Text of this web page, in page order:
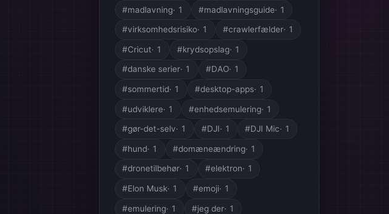
#madlavning· 1 #madlavningsguide· 1
#virksomhedsrisiko· 1 #crawlerfælder· 1
#Cricut· 1 #krydsopslag· 1
#danske serier· 1 #DAO· 1
#sommertid· 1 #desktop-apps· 1
#udviklere· 1 #enhedsemulering· 1
#gør-det-selv· 1 #DJI· 1 #DJI Mic· 1
#hund· 1 #domæneændring· 1
#dronetilbehør· 1 #elektron· 1
#Elon Musk· 1 #emoji· 1
#emulering· 1 #jeg der· 1